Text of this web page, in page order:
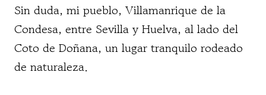
Sin duda, mi pueblo, Villamanrique de la
Condesa, entre Sevilla y Huelva, al lado del
Coto de Doñana, un lugar tranquilo rodeado
de naturaleza.